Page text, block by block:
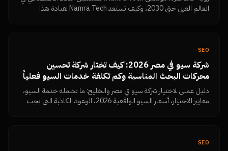
العالم العربي حتى 2030، وكيف تستعد Namra Tech لقيادة هذا
SEO
شركة سيو في مصر 2026: كيف تختار شركة تحسين
محركات البحث المناسبة وكم تكلفة خدمات السيو فعلياً
دليل عملي لاختيار شركة سيو في مصر والخليج: ما تشمله خدمة السيو،
معايير الاختيار، أسعار السيو الواقعية 2026، الوعود الكاذبة التي يجب
SEO